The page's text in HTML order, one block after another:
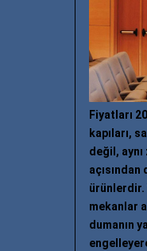
Fiyatları
kapıları,
değil,
açısından
ürünlerdir.
mekanlar
dumanın